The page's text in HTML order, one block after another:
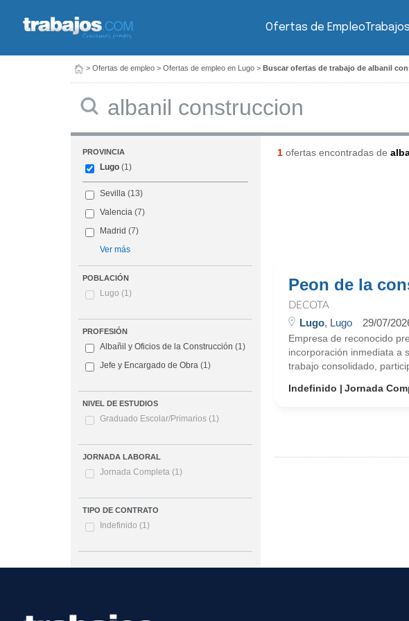
Ofertas de Empleo
> Ofertas de empleo > Ofertas de empleo en Lugo > Buscar ofertas de trabajo de albanil
PROVINCIA
Lugo (1)
Sevilla (13)
Valencia (7)
Madrid (7)
Ver más
POBLACIÓN
Lugo (1)
PROFESIÓN
Albañil y Oficios de la Construcción (1)
Jefe y Encargado de Obra (1)
NIVEL DE ESTUDIOS
Graduado Escolar/Primarios (1)
JORNADA LABORAL
Jornada Completa (1)
TIPO DE CONTRATO
Indefinido (1)
1ofertas encontradas de
Peon de la
DECOTA
Lugo, Lugo 29/07/
Empresa de reconocido
incorporación inmediata a
trabajo consolidado,
Indefinido
Jornada